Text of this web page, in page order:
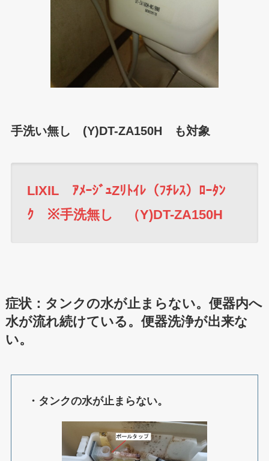
手洗い無し (Y)DT-ZA150H も対象
LIXIL ｱﾒｰｼﾞｭZﾘﾄｲﾚ（ﾌﾁﾚｽ）ﾛｰﾀﾝ
ｸ ※手洗無し （Y)DT-ZA150H
症状：タンクの水が止まらない。便器内へ
水が流れ続けている。便器洗浄が出来な
い。
・タンクの水が止まらない。